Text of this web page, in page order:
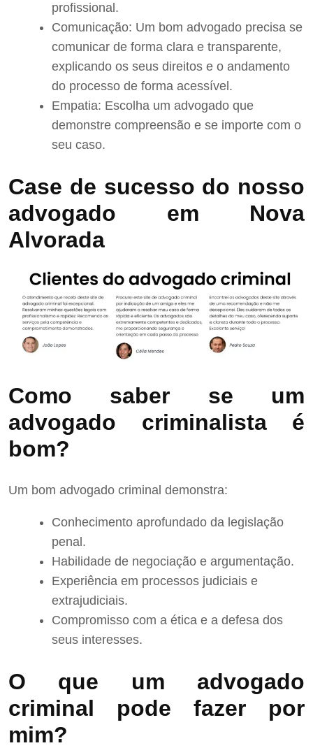
profissional.
Comunicação: Um bom advogado precisa se
comunicar de forma clara e transparente,
explicando os seus direitos e o andamento
do processo de forma acessível.
Empatia: Escolha um advogado que
demonstre compreensão e se importe com o
seu caso.
Case de sucesso do nosso
advogado em Nova
Alvorada
Como saber se um
advogado criminalista é
bom?
Um bom advogado criminal demonstra:
Conhecimento aprofundado da legislação
penal.
Habilidade de negociação e argumentação.
Experiência em processos judiciais e
extrajudiciais.
Compromisso com a ética e a defesa dos
seus interesses.
O que um advogado
criminal pode fazer por
mim?